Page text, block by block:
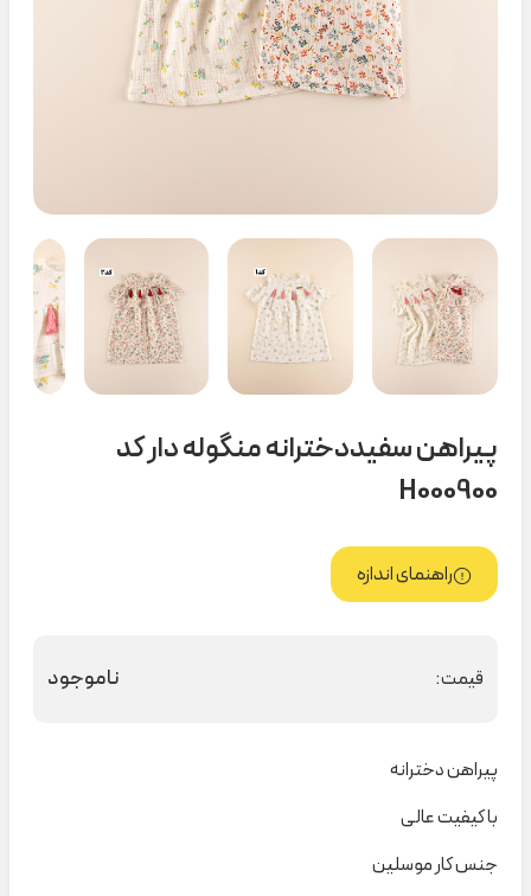
پیراهن سفیددخترانه منگوله دار کد
H000900
راهنمای اندازه
قیمت: ناموجود
پیراهن دخترانه
با کیفیت عالی
جنس کار موسلین